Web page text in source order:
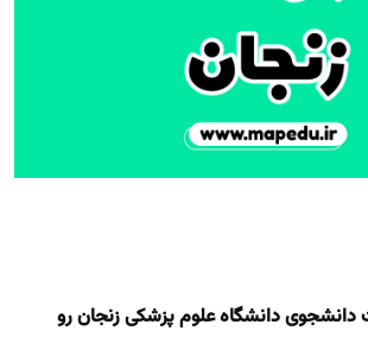
دانشگاه علوم پزشکی زنجان رو